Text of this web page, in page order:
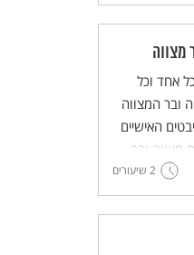
מצווה
אחד וכל
ובר המצווה
האישיים
מצווה ובר
2 שיעורים